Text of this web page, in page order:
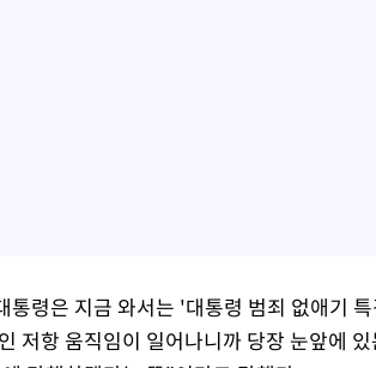
통령은 지금 와서는 '대통령 범죄 없애기
저항 움직임이 일어나니까 당장 눈앞에